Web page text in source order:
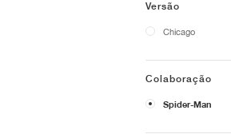
Versão
Chicago
Colaboração
Spider-Man